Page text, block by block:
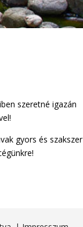
szeretné igazán
gyors és